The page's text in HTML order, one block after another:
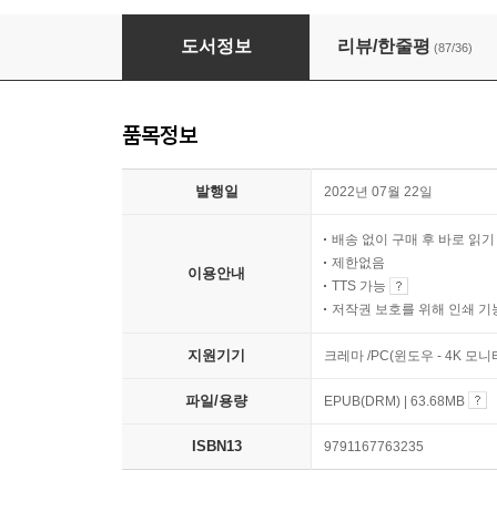
때로는 행복 대신 불행을 택하기도 한다
도서정보 리뷰/한줄평 (87/36)
품목정보
발행일 2022년 07월 22일
이용안내
배송 없이 구매 후 바로 읽기
제한없음
TTS 가능
저작권 보호를 위해 인쇄 기
지원기기 크레마 /PC(윈도우 - 4K 모
파일/용량 EPUB(DRM) | 63.68MB
ISBN13 9791167763235